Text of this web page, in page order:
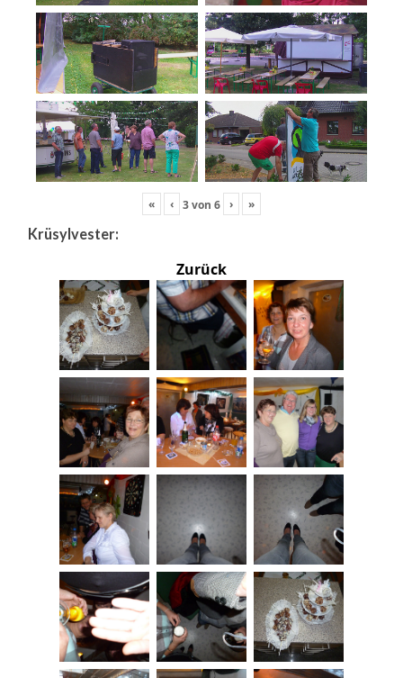
« ‹ 3von 6 › »
Krüsylvester:
Zurück